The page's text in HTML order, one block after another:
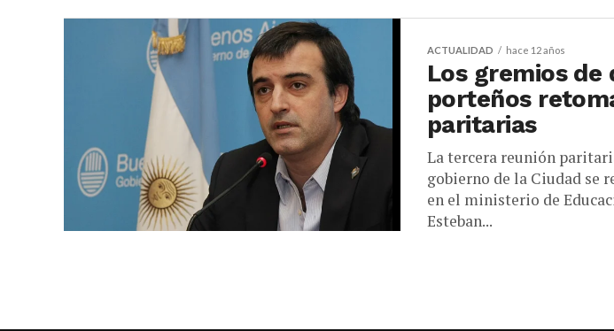
ACTUALIDAD hace 12 años
Los gremios de
porteños
paritarias
La tercera reunión
gobierno de la Ciudad se
en el ministerio de
Esteban...